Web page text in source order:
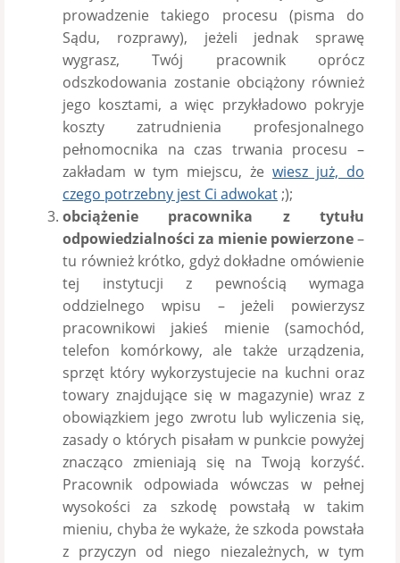
prowadzenie takiego procesu (pisma do
Sądu, rozprawy), jeżeli jednak sprawę
wygrasz, Twój pracownik oprócz
odszkodowania zostanie obciążony również
jego kosztami, a więc przykładowo pokryje
koszty zatrudnienia profesjonalnego
pełnomocnika na czas trwania procesu –
zakładam w tym miejscu, że wiesz już, do
czego potrzebny jest Ci adwokat ;);
obciążenie pracownika z tytułu
odpowiedzialności za mienie powierzone–
tu również krótko, gdyż dokładne omówienie
tej instytucji z pewnością wymaga
oddzielnego wpisu – jeżeli powierzysz
pracownikowi jakieś mienie (samochód,
telefon komórkowy, ale także urządzenia,
sprzęt który wykorzystujecie na kuchni oraz
towary znajdujące się w magazynie) wraz z
obowiązkiem jego zwrotu lub wyliczenia się,
zasady o których pisałam w punkcie powyżej
znacząco zmieniają się na Twoją korzyść.
Pracownik odpowiada wówczas w pełnej
wysokości za szkodę powstałą w takim
mieniu, chyba że wykaże, że szkoda powstała
z przyczyn od niego niezależnych, w tym